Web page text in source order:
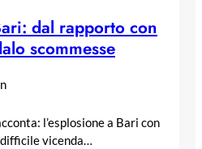
dal rapporto con
scommesse
l’esplosione a Bari con
vicenda…